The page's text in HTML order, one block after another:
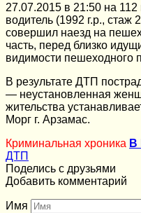
27.07.2015 в 21:50 на
водитель (1992 г.р.,
совершил наезд на
часть, перед близко
видимости пешеходного
В результате ДТП
— неустановленная
жительства
Морг г. Арзамас.
Криминальная хроника В
ДТП
Поделись с друзьями
Добавить комментарий
Имя